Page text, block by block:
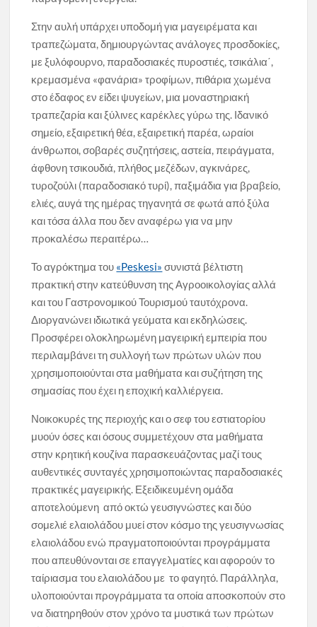
Στην αυλή υπάρχει υποδομή για μαγειρέματα και
τραπεζώματα, δημιουργώντας ανάλογες προσδοκίες,
με ξυλόφουρνο, παραδοσιακές πυροστιές, τσικάλια΄,
κρεμασμένα «φανάρια» τροφίμων, πιθάρια χωμένα
στο έδαφος εν είδει ψυγείων, μια μοναστηριακή
τραπεζαρία και ξύλινες καρέκλες γύρω της. Ιδανικό
σημείο, εξαιρετική θέα, εξαιρετική παρέα, ωραίοι
άνθρωποι, σοβαρές συζητήσεις, αστεία, πειράγματα,
άφθονη τσικουδιά, πλήθος μεζέδων, αγκινάρες,
τυροζούλι (παραδοσιακό τυρί), παξιμάδια για βραβείο,
ελιές, αυγά της ημέρας τηγανητά σε φωτά από ξύλα
και τόσα άλλα που δεν αναφέρω για να μην
προκαλέσω περαιτέρω…
Το αγρόκτημα του «Peskesi» συνιστά βέλτιστη
πρακτική στην κατεύθυνση της Αγροοικολογίας αλλά
και του Γαστρονομικού Τουρισμού ταυτόχρονα.
Διοργανώνει ιδιωτικά γεύματα και εκδηλώσεις.
Προσφέρει ολοκληρωμένη μαγειρική εμπειρία που
περιλαμβάνει τη συλλογή των πρώτων υλών που
χρησιμοποιούνται στα μαθήματα και συζήτηση της
σημασίας που έχει η εποχική καλλιέργεια.
Νοικοκυρές της περιοχής και ο σεφ του εστιατορίου
μυούν όσες και όσους συμμετέχουν στα μαθήματα
στην κρητική κουζίνα παρασκευάζοντας μαζί τους
αυθεντικές συνταγές χρησιμοποιώντας παραδοσιακές
πρακτικές μαγειρικής. Εξειδικευμένη ομάδα
αποτελούμενη από οκτώ γευσιγνώστες και δύο
σομελιέ ελαιολάδου μυεί στον κόσμο της γευσιγνωσίας
ελαιολάδου ενώ πραγματοποιούνται προγράμματα
που απευθύνονται σε επαγγελματίες και αφορούν το
ταίριασμα του ελαιολάδου με το φαγητό. Παράλληλα,
υλοποιούνται προγράμματα τα οποία αποσκοπούν στο
να διατηρηθούν στον χρόνο τα μυστικά των πρώτων